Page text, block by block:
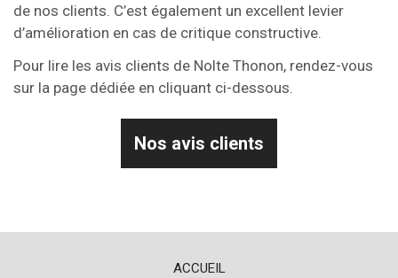
de nos clients. C’est également un excellent levier
d’amélioration en cas de critique constructive.
Pour lire les avis clients de Nolte Thonon, rendez-vous
sur la page dédiée en cliquant ci-dessous.
Nos avis clients
ACCUEIL